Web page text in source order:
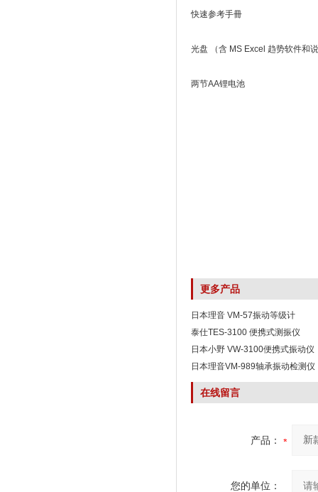
快速参考手冊
光盘 （含 MS Excel 趋势软件和
两节AA锂电池
更多产品
日本理音 VM-57振动等级计
泰仕TES-3100 便携式测振仪
日本小野 VW-3100便携式振动仪
日本理音VM-989轴承振动检测仪
在线留言
产品：
您的单位：